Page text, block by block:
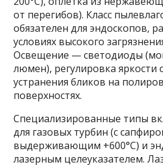
от перегибов). Класс
обязателен для эндоскопов,
условиях высокого
Освещение — светодиоды
люмен), регулировка яркости
устранения бликов на
поверхностях.
Специализированные типы
для газовых турбин (с
выдерживающим +600°C) и
лазерным целеуказателем.